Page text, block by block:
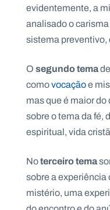
evidentemente, a
analisado o
sistema
Osegundo tema
comovocaçãoe
mas que é maior
sobre o tema da fé,
espiritual, vida
Noterceiro tema
sobre a experiência
mistério, uma